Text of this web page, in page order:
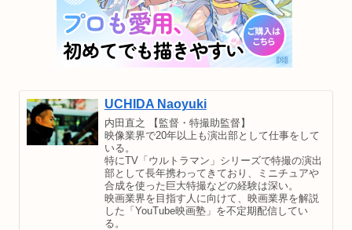
UCHIDA Naoyuki
内田直之 【監督・特撮助監督】
映像業界で20年以上も演出部として仕事をして
いる。
特にTV「ウルトラマン」シリーズで特撮の演出
部として長年携わってきており、ミニチュアや
合成を使った巨大特撮などの経験は深い。
映画業界を目指す人に向けて、映画業界を解説
した「YouTube映画塾」を不定期配信してい
る。